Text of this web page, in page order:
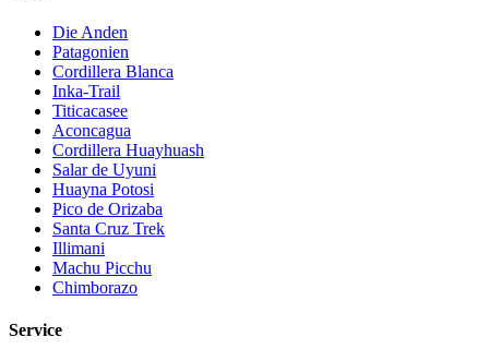
Die Anden
Patagonien
Cordillera Blanca
Inka-Trail
Titicacasee
Aconcagua
Cordillera Huayhuash
Salar de Uyuni
Huayna Potosi
Pico de Orizaba
Santa Cruz Trek
Illimani
Machu Picchu
Chimborazo
Service